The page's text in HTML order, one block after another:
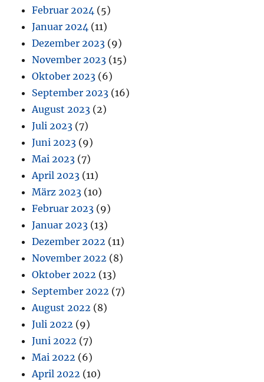
Februar 2024 (5)
Januar 2024 (11)
Dezember 2023 (9)
November 2023 (15)
Oktober 2023 (6)
September 2023 (16)
August 2023 (2)
Juli 2023 (7)
Juni 2023 (9)
Mai 2023 (7)
April 2023 (11)
März 2023 (10)
Februar 2023 (9)
Januar 2023 (13)
Dezember 2022 (11)
November 2022 (8)
Oktober 2022 (13)
September 2022 (7)
August 2022 (8)
Juli 2022 (9)
Juni 2022 (7)
Mai 2022 (6)
April 2022 (10)